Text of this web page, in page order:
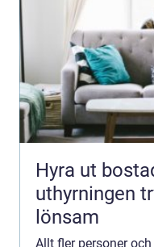
Hyra ut bostadsrätt
uthyrningen
lönsam
Allt fler personer